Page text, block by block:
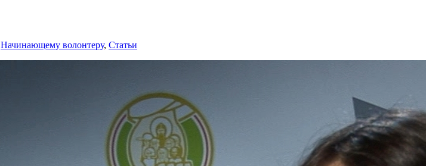
Начинающему волонтеру, Статьи